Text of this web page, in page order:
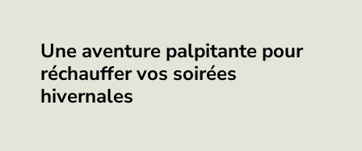
Une aventure palpitante pour
réchauffer vos soirées
hivernales